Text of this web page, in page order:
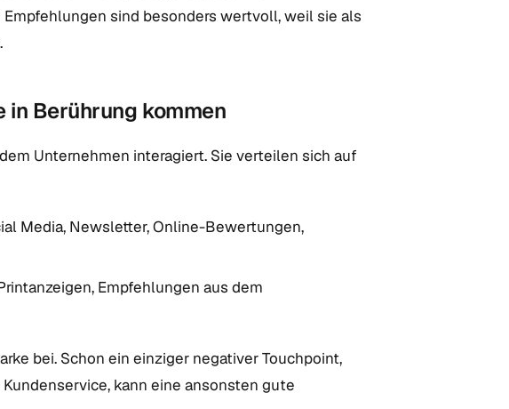
sind besonders wertvoll, weil sie als
in Berührung kommen
Unternehmen interagiert. Sie verteilen sich auf
Media, Newsletter, Online-Bewertungen,
Empfehlungen aus dem
bei. Schon ein einziger negativer Touchpoint,
kann eine ansonsten gute